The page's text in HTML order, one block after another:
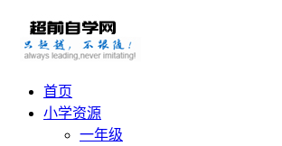
首页
小学资源
一年级